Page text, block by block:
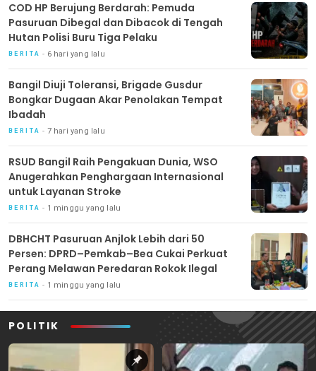
COD HP Berujung Berdarah: Pemuda
Pasuruan Dibegal dan Dibacok di Tengah
Hutan Polisi Buru Tiga Pelaku
BERITA 6 hari yang lalu
Bangil Diuji Toleransi, Brigade Gusdur
Bongkar Dugaan Akar Penolakan Tempat
Ibadah
BERITA 7 hari yang lalu
RSUD Bangil Raih Pengakuan Dunia, WSO
Anugerahkan Penghargaan Internasional
untuk Layanan Stroke
BERITA 1 minggu yang lalu
DBHCHT Pasuruan Anjlok Lebih dari 50
Persen: DPRD–Pemkab–Bea Cukai Perkuat
Perang Melawan Peredaran Rokok Ilegal
BERITA 1 minggu yang lalu
POLITIK